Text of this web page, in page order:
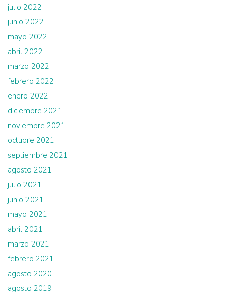
julio 2022
junio 2022
mayo 2022
abril 2022
marzo 2022
febrero 2022
enero 2022
diciembre 2021
noviembre 2021
octubre 2021
septiembre 2021
agosto 2021
julio 2021
junio 2021
mayo 2021
abril 2021
marzo 2021
febrero 2021
agosto 2020
agosto 2019